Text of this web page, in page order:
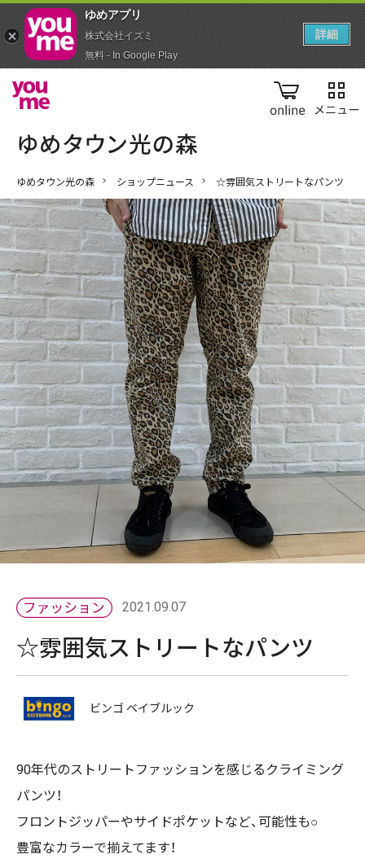
online
ゆめタウン光の森 ショップニュース ☆雰囲気ストリートなパンツ
2021.09.07
☆雰囲気ストリートなパンツ
ビンゴ ベイブルック
90年代のストリートファッションを感じるクライミング
パンツ！
フロントジッパーやサイドポケットなど、可能性も○
豊富なカラーで揃えてます！
ゆめアプ‪リ‬
株式会社イズミ
無料 - In Google Play
詳細